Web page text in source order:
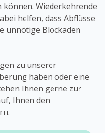
Wiederkehrende
helfen, dass Abflüsse
unnötige Blockaden
zu unserer
haben oder eine
Ihnen gerne zur
Ihnen den